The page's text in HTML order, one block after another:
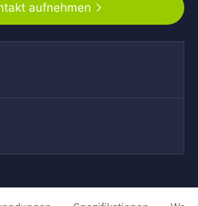
aufnehmen